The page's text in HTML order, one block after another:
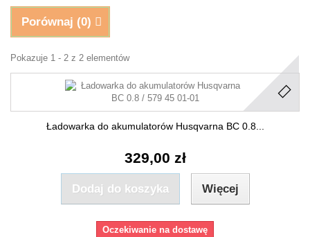
Porównaj (0)
Pokazuje 1 - 2 z 2 elementów
Ładowarka do akumulatorów Husqvarna BC 0.8...
329,00 zł
Dodaj do koszyka Więcej
Oczekiwanie na dostawę